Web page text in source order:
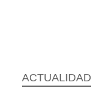
ACTUALIDAD